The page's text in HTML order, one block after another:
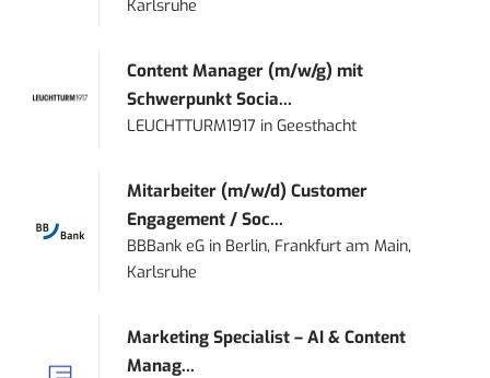
Karlsruhe
Content Manager (m/w/g) mit
Schwerpunkt Socia...
LEUCHTTURM1917 inGeesthacht
Mitarbeiter (m/w/d) Customer
Engagement / Soc...
BBBank eG in Berlin, Frankfurt am Main,
Karlsruhe
Marketing Specialist – AI & Content
Manag...